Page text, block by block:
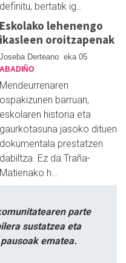
definitu, bertatik ig…
Eskolako lehenengo
ikasleen oroitzapenak
Joseba Derteano eka 05
ABADIÑO
Mendeurrenaren
ospakizunen barruan,
eskolaren historia eta
gaurkotasuna jasoko dituen
dokumentala prestatzen
dabiltza. Ez da Traña-
Matienako h…
parte
sustatzea eta
ematea.